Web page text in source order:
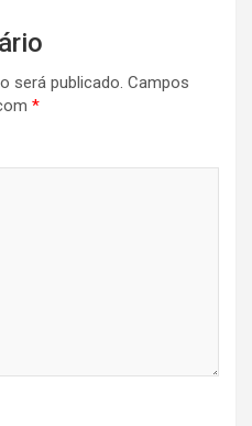
será publicado. Campos
*